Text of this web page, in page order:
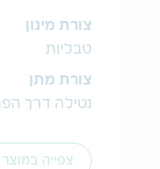
צורת מינון
טבליות
צורת מתן
נטילה דרך
צפייה במוצר